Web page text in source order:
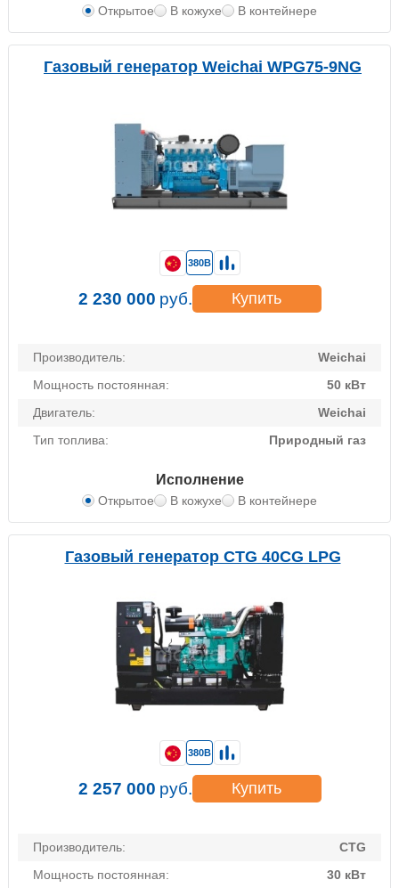
Открытое В кожухе В контейнере
Газовый генератор Weichai WPG75-9NG
Производитель:
Weichai
Мощность постоянная:
50 кВт
Двигатель:
Weichai
Тип топлива:
Природный газ
Исполнение
Открытое В кожухе В контейнере
380В
2 230 000 руб. Купить
Газовый генератор CTG 40CG LPG
Производитель:
CTG
Мощность постоянная:
30 кВт
380В
2 257 000 руб. Купить